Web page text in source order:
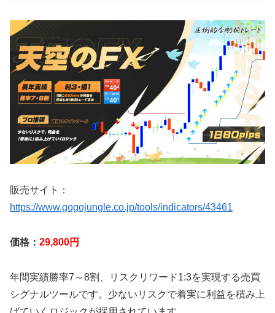
販売サイト：
https://www.gogojungle.co.jp/tools/indicators/43461
価格： 29,800円
年間実績勝率7～8割、リスクリワード1:3を実現する売買
シグナルツールです。少ないリスクで着実に利益を積み上